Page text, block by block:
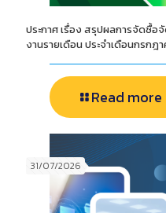
ประกาศ เรื่อง สรุปผลการจัดซื้
งานรายเดือน ประจำเดือนกรกฎ
Read more
31/07/2026